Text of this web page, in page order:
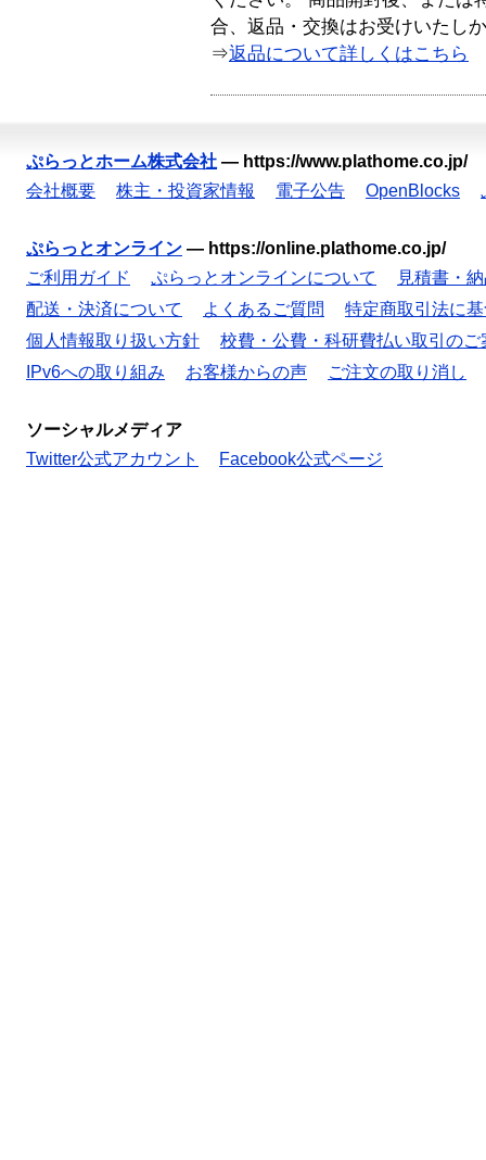
合、返品・交換はお受けいたし
⇒返品について詳しくはこちら
ぷらっとホーム株式会社 — https://www.plathome.co.jp/
会社概要
株主・投資家情報 電子公告 OpenBlocks
ぷらっとオンライン — https://online.plathome.co.jp/
ご利用ガイド
ぷらっとオンラインについて
見積書・
配送・決済について
よくあるご質問
特定商取引法に
個人情報取り扱い方針
校費・公費・科研費払い取引のご
IPv6への取り組み
お客様からの声 ご注文の取り消し
ソーシャルメディア
Twitter公式アカウント
Facebook公式ページ